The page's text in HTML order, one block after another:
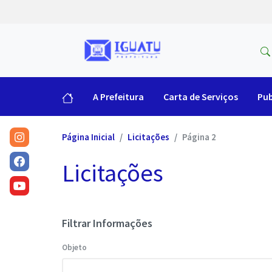
A Prefeitura Carta de Serviços
Página Inicial Licitações Página 2
Licitações
Filtrar Informações
Objeto